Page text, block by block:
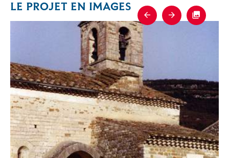
LE PROJET EN IMAGES
Previous
Next